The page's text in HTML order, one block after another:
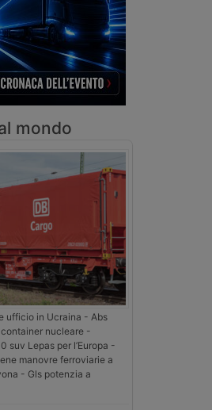
mondo
ufficio in Ucraina - Abs
nucleare -
suv Lepas per l’Europa -
manovre ferroviarie a
- Gls potenzia a